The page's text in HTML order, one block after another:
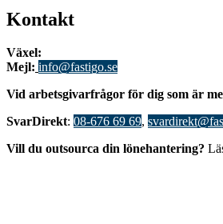
Kontakt
Växel:
Mejl: info@fastigo.se
Vid arbetsgivarfrågor för dig som är
SvarDirekt: 08-676 69 69,
Vill du outsourca din lönehantering?